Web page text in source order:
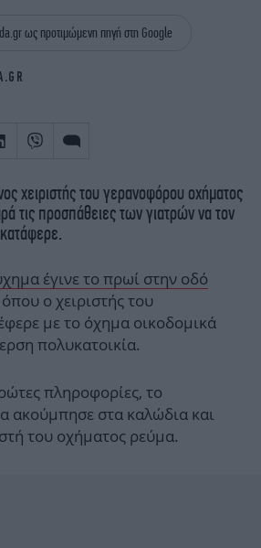
THE OCEAN
ως προτιμώμενη πηγή στη Google
χειριστής του γερανοφόρου οχήματος
τις προσπάθειες των γιατρών να τον
έγινε το πρωί στην οδό
όπου ο χειριστής του
με το όχημα οικοδομικά
πολυκατοικία.
πληροφορίες, το
ακούμπησε στα καλώδια και
του οχήματος ρεύμα.